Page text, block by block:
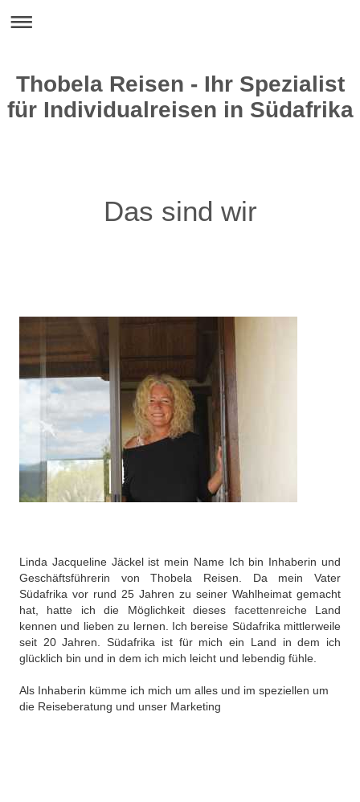
Thobela Reisen - Ihr Spezialist
für Individualreisen in Südafrika
Das sind wir
Linda Jacqueline Jäckel ist mein Name Ich bin Inhaberin und
Geschäftsführerin von Thobela Reisen. Da mein Vater
Südafrika vor rund 25 Jahren zu seiner Wahlheimat gemacht
hat, hatte ich die Möglichkeit dieses facettenreiche Land
kennen und lieben zu lernen. Ich bereise Südafrika mittlerweile
seit 20 Jahren. Südafrika ist für mich ein Land in dem ich
glücklich bin und in dem ich mich leicht und lebendig fühle.
Als Inhaberin kümme ich mich um alles und im speziellen um
die Reiseberatung und unser Marketing